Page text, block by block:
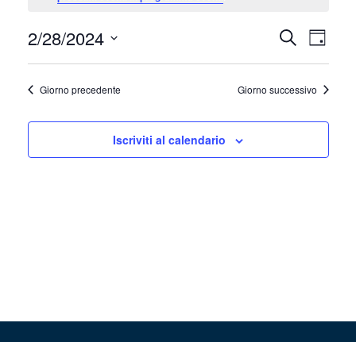
Febbraio
28,
2024
Eventi
Ricerca
e
viste
Cerca
Viste
Giorno
2/28/2024
Seleziona
data.
Giorno precedente Giorno successivo
Iscriviti al calendario